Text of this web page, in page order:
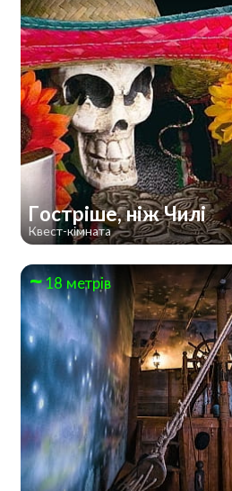
Гостріше, ніж Чилі
Квест-кімната
18 метрів